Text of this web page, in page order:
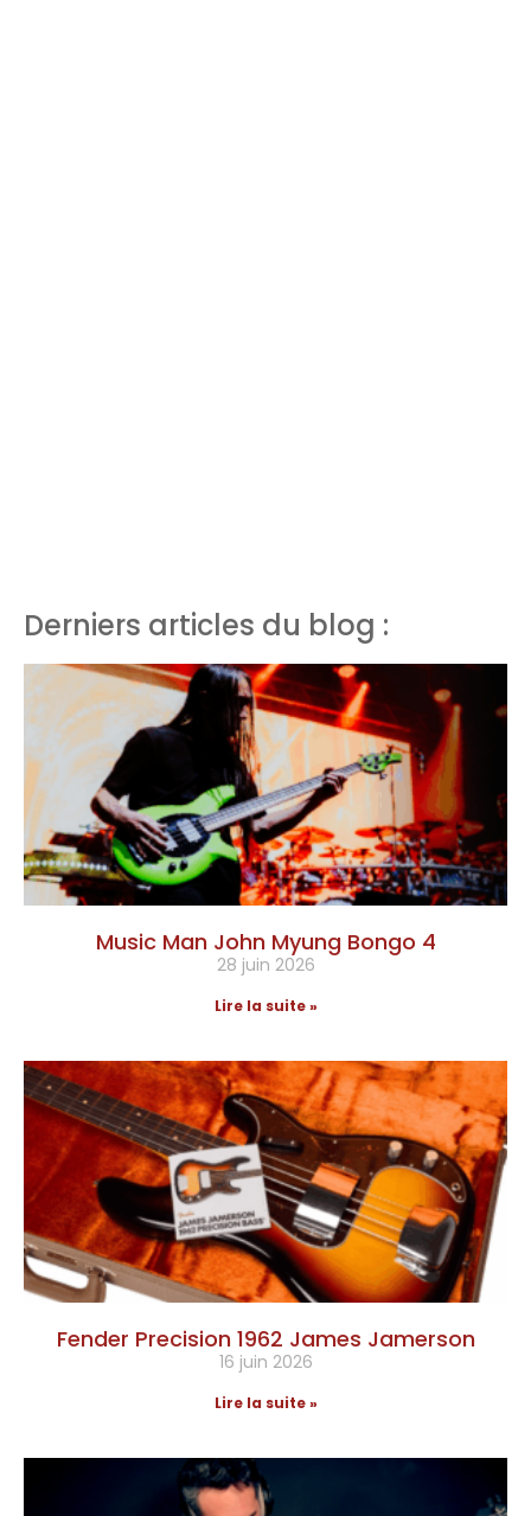
Derniers articles du blog :
Music Man John Myung Bongo 4
28 juin 2026
Lire la suite »
Fender Precision 1962 James Jamerson
16 juin 2026
Lire la suite »